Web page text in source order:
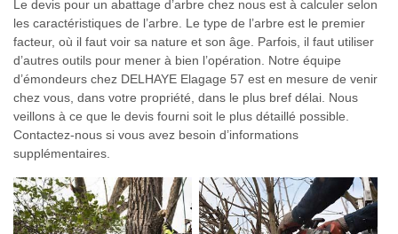
Le devis pour un abattage d’arbre chez nous est à calculer selon
les caractéristiques de l’arbre. Le type de l’arbre est le premier
facteur, où il faut voir sa nature et son âge. Parfois, il faut utiliser
d’autres outils pour mener à bien l’opération. Notre équipe
d’émondeurs chez DELHAYE Elagage 57 est en mesure de venir
chez vous, dans votre propriété, dans le plus bref délai. Nous
veillons à ce que le devis fourni soit le plus détaillé possible.
Contactez-nous si vous avez besoin d’informations
supplémentaires.